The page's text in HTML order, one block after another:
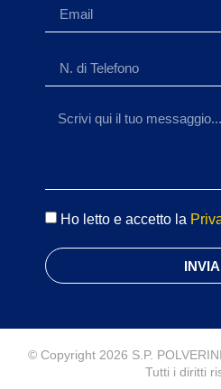
Ho letto e accetto la
INVIA
© Copyright 2026 S.P.
Tutti i diritti